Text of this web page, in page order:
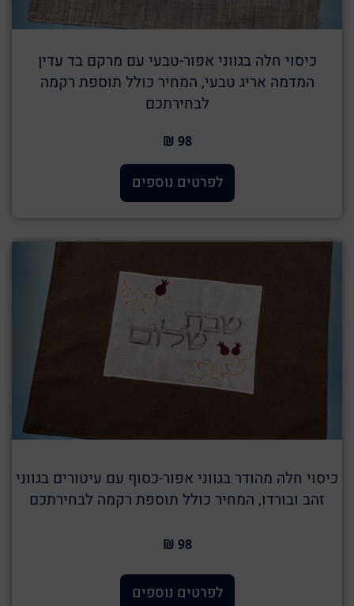
כיסוי חלה בגווני אפור-טבעי עם מרקם בד עדין
המדמה אריג טבעי, המחיר כולל תוספת רקמה
לבחירתכם
98 ₪
לפרטים נוספים
כיסוי חלה מהודר בגווני אפור-כסוף עם עיטורים בגווני
זהב ובורדו, המחיר כולל תוספת רקמה לבחירתכם
98 ₪
לפרטים נוספים